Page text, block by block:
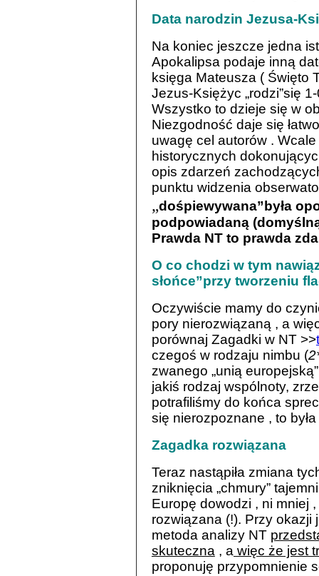
Data narodzin Jezusa-
Na koniec jeszcze jedna
Apokalipsa podaje inną
księga Mateusza ( Święto
Jezus-Księżyc „rodzi”się
Wszystko to dzieje się w
Niezgodność daje się
uwagę cel autorów .
historycznych
opis zdarzeń
punktu widzenia
„dośpiewywana”była
podpowiadaną
Prawda NT to prawda
O co chodzi w tym
słońce”przy tworzeniu
Oczywiście mamy do
pory nierozwiązaną , a
porównaj Zagadki w NT >>
czegoś w rodzaju nimbu (
zwanego „unią
jakiś rodzaj wspólnoty,
potrafiliśmy do końca
się nierozpoznane , to
Zagadka rozwiązana
Teraz nastąpiła zmiana
zniknięcia „chmury”
Europę dowodzi , ni mniej
rozwiązana (!). Przy okazji
metoda analizy NT
skuteczna , a więc że jest
proponuję przypomnienie